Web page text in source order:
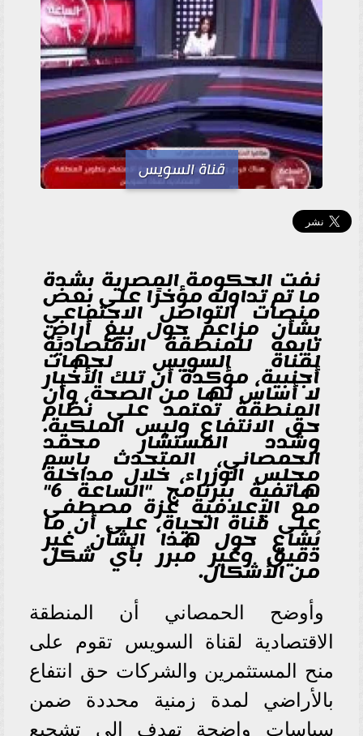
قناة السويس
نفت الحكومة المصرية بشدة
ما تم تداوله مؤخرًا على بعض
منصات التواصل الاجتماعي
بشأن مزاعم حول بيع أراضٍ
تابعة للمنطقة الاقتصادية
لقناة السويس لجهات
أجنبية، مؤكدة أن تلك الأخبار
لا أساس لها من الصحة، وأن
المنطقة تعتمد على نظام
حق الانتفاع وليس الملكية.
وشدد المستشار محمد
الحمصاني، المتحدث باسم
مجلس الوزراء، خلال مداخلة
هاتفية ببرنامج "الساعة 6"
مع الإعلامية عزة مصطفى
على قناة الحياة، على أن ما
يُشاع حول هذا الشأن غير
دقيق وغير مبرر بأي شكل
من الأشكال.
وأوضح الحمصاني أن المنطقة
الاقتصادية لقناة السويس تقوم على
منح المستثمرين والشركات حق انتفاع
بالأراضي لمدة زمنية محددة ضمن
سياسات واضحة تهدف إلى تشجيع